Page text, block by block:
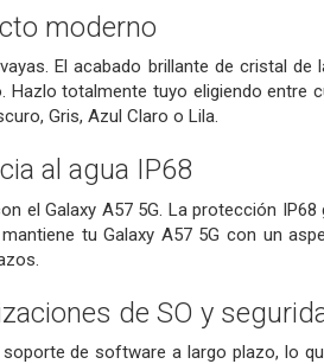
moderno
El acabado brillante de cristal
Hazlo totalmente tuyo eligiendo
Gris, Azul Claro o Lila.
al agua IP68
el Galaxy A57 5G. La protección
tu Galaxy A57 5G con un
de SO y
de software a largo plazo, lo